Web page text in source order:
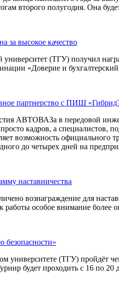
второго полугодия. Она
за высокое качество
университет (ТГУ) получил
«Доверие и
партнерство с ПИШ
АВТОВАЗа в передовой
просто кадров, а
возможность официального
до четырех дней на
наставничества
вознаграждение для
работы особое внимание более
университете (ТГУ) пройдёт
будет проходить с 16 по 20